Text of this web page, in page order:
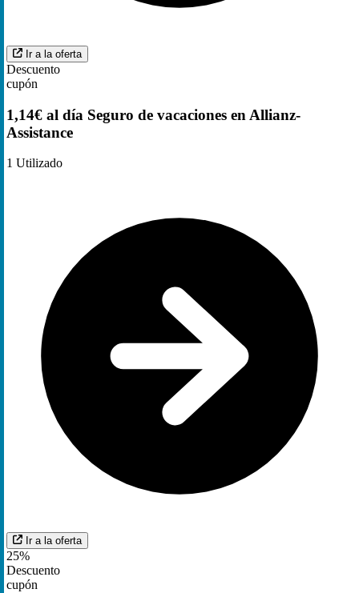
Ir a la oferta
Descuento
cupón
1,14€ al día Seguro de vacaciones en Allianz-
Assistance
1 Utilizado
Ir a la oferta
25%
Descuento
cupón